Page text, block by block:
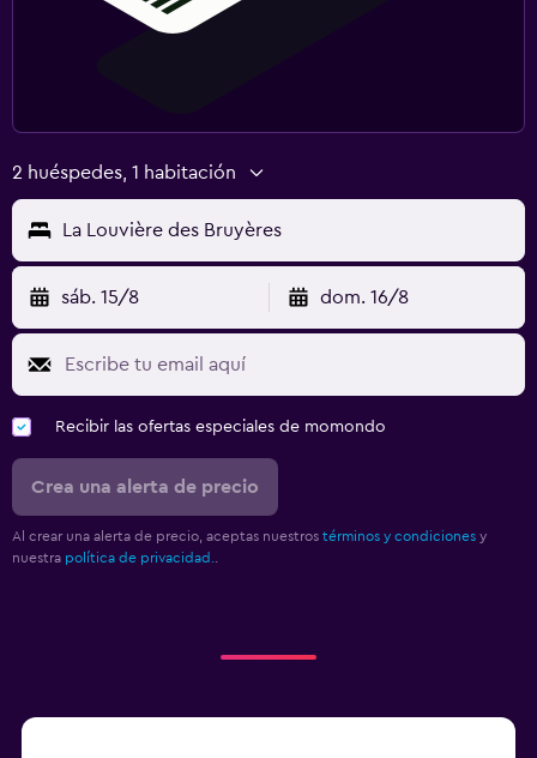
Armario o clóset
Servicios y facilidades
Acceso con llave
Caja fuerte
Botella de agua
Salud y seguridad
Limpieza diaria
2 huéspedes, 1 habitación
La Louvière des Bruyères
sáb. 15/8 dom. 16/8
Recibir las ofertas especiales de momondo
Crea una alerta de precio
Al crear una alerta de precio, aceptas nuestros términos y condiciones y
nuestra política de privacidad.